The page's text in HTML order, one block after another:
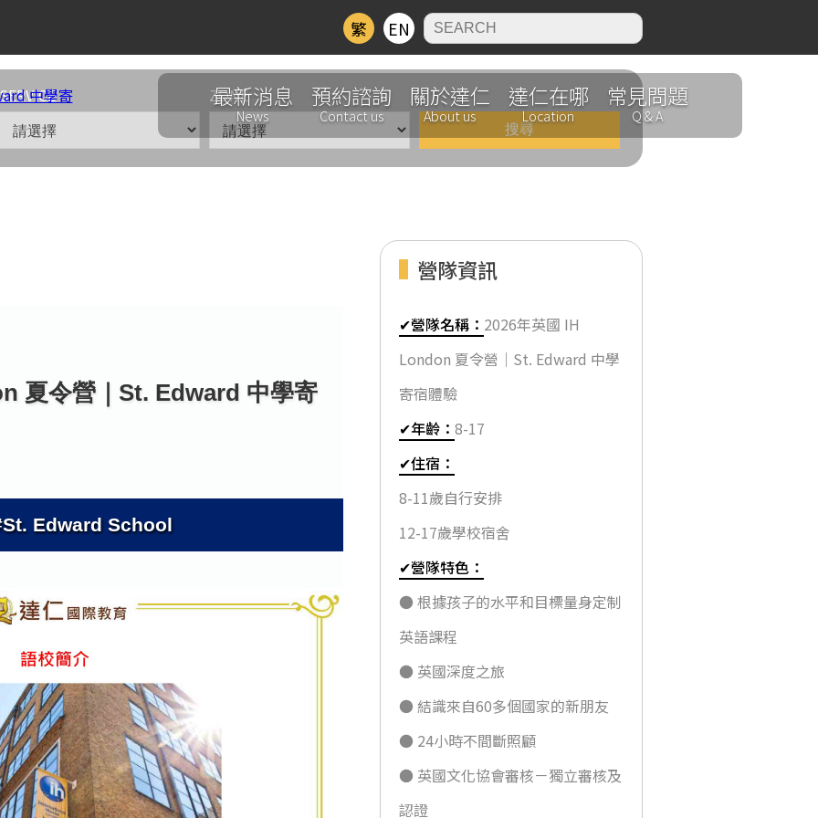
繁 EN
最新消息
News
預約諮詢
Contact us
關於達仁
About us
達仁在哪
Location
常見問題
Q & A
SERVICE ZONE
夏令營｜St. Edward 中學寄
Edward School
營隊資訊
✔營隊名稱： 2026年英國 IH
London 夏令營｜St. Edward 中學
寄宿體驗
✔年齡： 8-17
✔住宿：
8-11歲自行安排
12-17歲學校宿舍
✔營隊特色：
● 根據孩子的水平和目標量身定制
英語課程
● 英國深度之旅
● 結識來自60多個國家的新朋友
● 24小時不間斷照顧
● 英國文化協會審核－獨立審核及
認證